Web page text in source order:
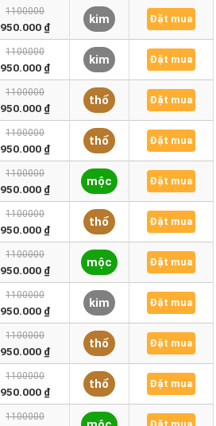
1100000
950.000 ₫
kim Đặt mua
1100000
950.000 ₫
kim Đặt mua
1100000
950.000 ₫
thổ Đặt mua
1100000
950.000 ₫
thổ Đặt mua
1100000
950.000 ₫
mộc Đặt mua
1100000
950.000 ₫
thổ Đặt mua
1100000
950.000 ₫
mộc Đặt mua
1100000
950.000 ₫
kim Đặt mua
1100000
950.000 ₫
thổ Đặt mua
1100000
950.000 ₫
thổ Đặt mua
1100000